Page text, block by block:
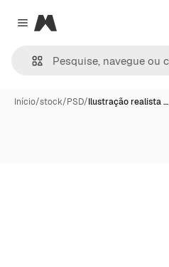
Close menu
Magnific
Início/stock/PSD/Ilustração realista …